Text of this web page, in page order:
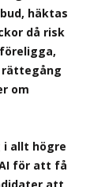
häktas
då risk
rättegång
om
i allt högre
för att få